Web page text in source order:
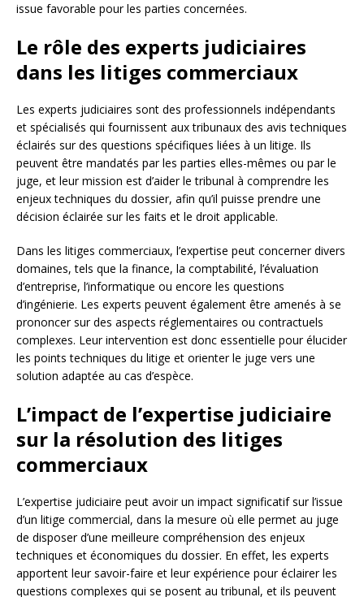
issue favorable pour les parties concernées.
Le rôle des experts judiciaires
dans les litiges commerciaux
Les experts judiciaires sont des professionnels indépendants
et spécialisés qui fournissent aux tribunaux des avis techniques
éclairés sur des questions spécifiques liées à un litige. Ils
peuvent être mandatés par les parties elles-mêmes ou par le
juge, et leur mission est d’aider le tribunal à comprendre les
enjeux techniques du dossier, afin qu’il puisse prendre une
décision éclairée sur les faits et le droit applicable.
Dans les litiges commerciaux, l’expertise peut concerner divers
domaines, tels que la finance, la comptabilité, l’évaluation
d’entreprise, l’informatique ou encore les questions
d’ingénierie. Les experts peuvent également être amenés à se
prononcer sur des aspects réglementaires ou contractuels
complexes. Leur intervention est donc essentielle pour élucider
les points techniques du litige et orienter le juge vers une
solution adaptée au cas d’espèce.
L’impact de l’expertise judiciaire
sur la résolution des litiges
commerciaux
L’expertise judiciaire peut avoir un impact significatif sur l’issue
d’un litige commercial, dans la mesure où elle permet au juge
de disposer d’une meilleure compréhension des enjeux
techniques et économiques du dossier. En effet, les experts
apportent leur savoir-faire et leur expérience pour éclairer les
questions complexes qui se posent au tribunal, et ils peuvent